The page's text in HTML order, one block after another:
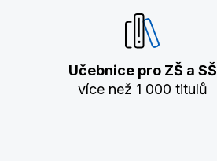
Učebnice pro ZŠ a SŠ
více než 1 000 titulů